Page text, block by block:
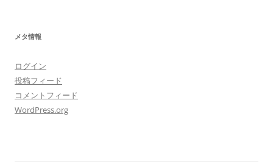
メタ情報
ログイン
投稿フィード
コメントフィード
WordPress.org